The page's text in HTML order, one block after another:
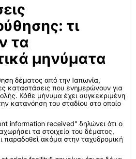
τι
τα
μηνύματα
δέματος από την Ιαπωνία,
καταστάσεις που ενημερώνουν για
Κάθε μήνυμα έχει συγκεκριμένη
κατανόηση του σταδίου στο οποίο
information received" δηλώνει ότι ο
τα στοιχεία του δέματος,
παραδοθεί ακόμα στην ταχυδρομική